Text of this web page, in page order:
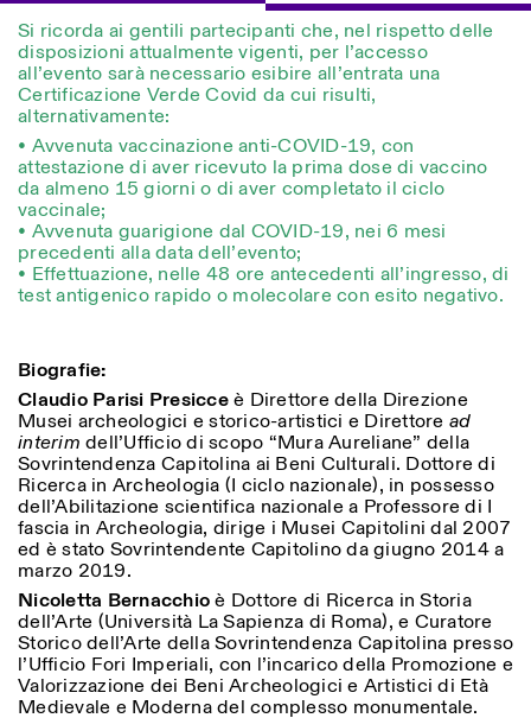
Designed by Dallas
Si ricorda ai gentili partecipanti che, nel rispetto delle
disposizioni attualmente vigenti, per l’accesso
all’evento sarà necessario esibire all’entrata una
Certificazione Verde Covid da cui risulti,
alternativamente:
• Avvenuta vaccinazione anti-COVID-19, con
attestazione di aver ricevuto la prima dose di vaccino
da almeno 15 giorni o di aver completato il ciclo
vaccinale;
• Avvenuta guarigione dal COVID-19, nei 6 mesi
precedenti alla data dell’evento;
• Effettuazione, nelle 48 ore antecedenti all’ingresso, di
test antigenico rapido o molecolare con esito negativo.
Biografie:
Claudio Parisi Presicceè Direttore della Direzione
Musei archeologici e storico-artistici e Direttore ad
interim dell’Ufficio di scopo “Mura Aureliane” della
Sovrintendenza Capitolina ai Beni Culturali. Dottore di
Ricerca in Archeologia (I ciclo nazionale), in possesso
dell’Abilitazione scientifica nazionale a Professore di I
fascia in Archeologia, dirige i Musei Capitolini dal 2007
ed è stato Sovrintendente Capitolino da giugno 2014 a
marzo 2019.
Nicoletta Bernacchioè Dottore di Ricerca in Storia
dell’Arte (Università La Sapienza di Roma), e Curatore
Storico dell’Arte della Sovrintendenza Capitolina presso
l’Ufficio Fori Imperiali, con l’incarico della Promozione e
Valorizzazione dei Beni Archeologici e Artistici di Età
Medievale e Moderna del complesso monumentale.